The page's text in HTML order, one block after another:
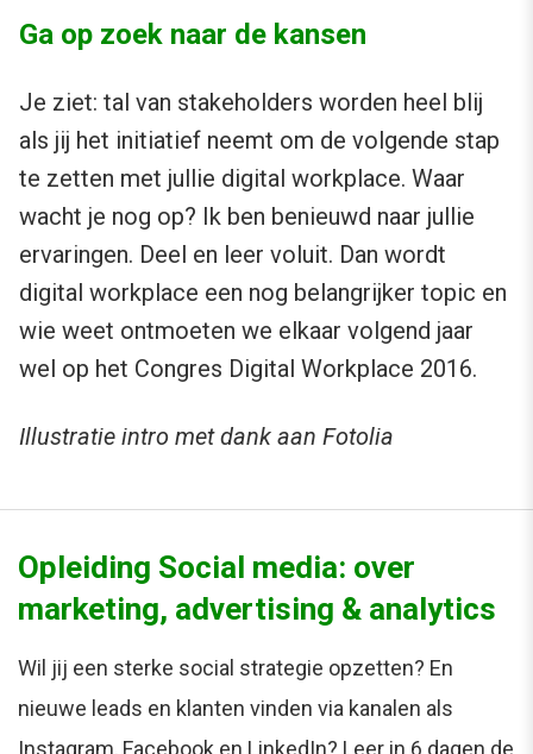
Ga op zoek naar de kansen
Je ziet: tal van stakeholders worden heel blij
als jij het initiatief neemt om de volgende stap
te zetten met jullie digital workplace. Waar
wacht je nog op? Ik ben benieuwd naar jullie
ervaringen. Deel en leer voluit. Dan wordt
digital workplace een nog belangrijker topic en
wie weet ontmoeten we elkaar volgend jaar
wel op het Congres Digital Workplace 2016.
Illustratie intro met dank aan Fotolia
Opleiding Social media: over
marketing, advertising & analytics
Wil jij een sterke social strategie opzetten? En
nieuwe leads en klanten vinden via kanalen als
Instagram, Facebook en LinkedIn? Leer in 6 dagen de